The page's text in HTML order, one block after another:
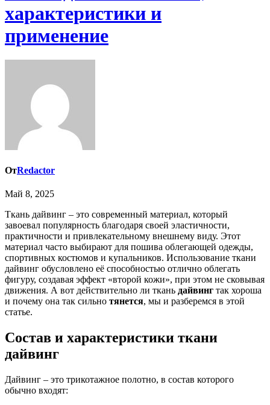
характеристики и
применение
ОтRedactor
Май 8, 2025
Ткань дайвинг – это современный материал, который
завоевал популярность благодаря своей эластичности,
практичности и привлекательному внешнему виду. Этот
материал часто выбирают для пошива облегающей одежды,
спортивных костюмов и купальников. Использование ткани
дайвинг обусловлено её способностью отлично облегать
фигуру, создавая эффект «второй кожи», при этом не сковывая
движения. А вот действительно ли ткань дайвинг так хороша
и почему она так сильно тянется, мы и разберемся в этой
статье.
Состав и характеристики ткани
дайвинг
Дайвинг – это трикотажное полотно, в состав которого
обычно входят: